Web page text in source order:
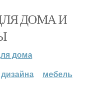
ДОМА И
дома
мебель